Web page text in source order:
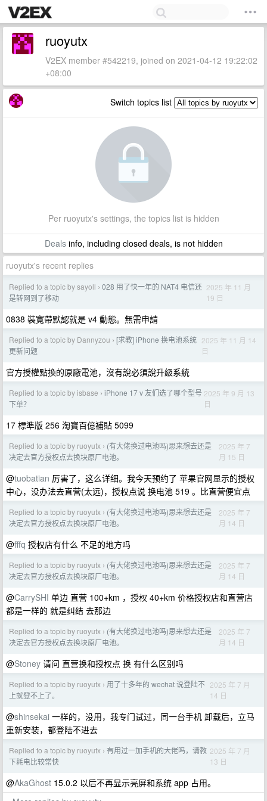
ruoyutx
V2EX member #542219, joined on 2021-04-12 19:22:02
+08:00
Switch topics list
Per ruoyutx's settings, the topics list is hidden
Dealsinfo, including closed deals, is not hidden
ruoyutx's recent replies
Replied to a topic by sayoll › 028 用了快一年的 NAT4 电信还
是转网到了移动
2025 年 11 月
19 日
0838 裝寬帶默認就是 v4 動態。無需申請
Replied to a topic by Dannyzou › [求教] iPhone 换电池系统
更新问题
2025 年 11 月 14
日
官方授權點換的原廠電池，沒有說必須說升級系統
Replied to a topic by isbase › iPhone 17 v 友们选了哪个型号
下单？
2025 年 9 月 13
日
17 標準版 256 淘寶百億補貼 5099
Replied to a topic by ruoyutx › (有大佬换过电池吗)思来想去还是
决定去官方授权点去换块原厂电池。
2025 年 7
月 15 日
@tuobatian 厉害了，这么详细。我今天预约了 苹果官网显示的授权
中心，没办法去直营(太远)，授权点说 换电池 519 。比直营便宜点
Replied to a topic by ruoyutx › (有大佬换过电池吗)思来想去还是
决定去官方授权点去换块原厂电池。
2025 年 7
月 14 日
@fffq 授权店有什么 不足的地方吗
Replied to a topic by ruoyutx › (有大佬换过电池吗)思来想去还是
决定去官方授权点去换块原厂电池。
2025 年 7
月 14 日
@CarrySHI 单边 直营 100+km ，授权 40+km 价格授权店和直营店
都是一样的 就是纠结 去那边
Replied to a topic by ruoyutx › (有大佬换过电池吗)思来想去还是
决定去官方授权点去换块原厂电池。
2025 年 7
月 14 日
@Stoney 请问 直营换和授权点 换 有什么区别吗
Replied to a topic by ruoyutx › 用了十多年的 wechat 说登陆不
上就登不上了。
2025 年 7 月
14 日
@shinsekai 一样的，没用，我专门试过，同一台手机 卸载后，立马
重新安装，都登陆不进去
Replied to a topic by ruoyutx › 有用过一加手机的大佬吗，请教
下耗电比较常快
2025 年 7 月
13 日
@AkaGhost 15.0.2 以后不再显示亮屏和系统 app 占用。